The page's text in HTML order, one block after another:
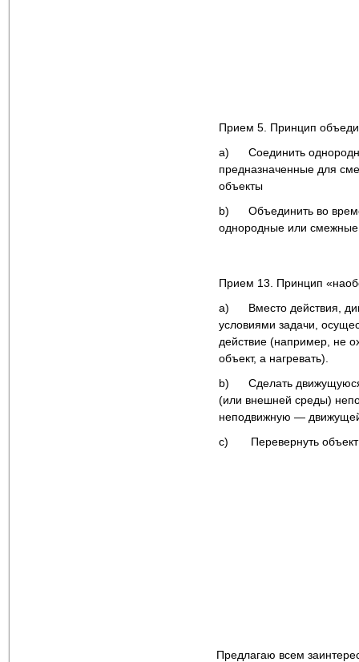
Прием 5. Принцип
a) Соединить
предназначенные для
объекты
b) Объединить во
однородные или
Прием 13. Принцип
a) Вместо действия,
условиями задачи,
действие (например, не
объект, а нагревать).
b) Сделать движущуюся
(или внешней среды)
неподвижную —
c) Перевернуть объект
Предлагаю всем